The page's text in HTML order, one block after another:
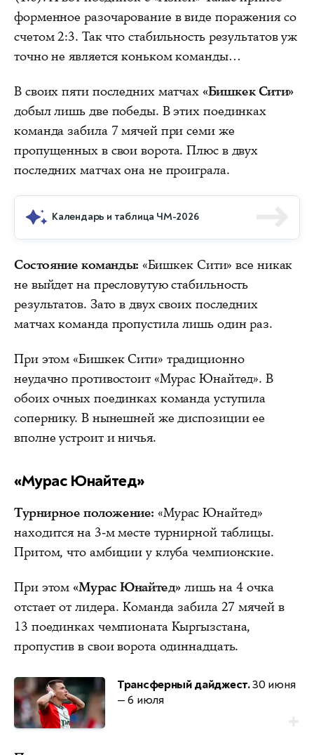
форменное разочарование в виде поражения со
счетом 2:3. Так что стабильность результатов уж
точно не является коньком команды…
В своих пяти последних матчах «Бишкек Сити»
добыл лишь две победы. В этих поединках
команда забила 7 мячей при семи же
пропущенных в свои ворота. Плюс в двух
последних матчах она не проиграла.
Календарь и таблица ЧМ-2026
Состояние команды: «Бишкек Сити» все никак
не выйдет на пресловутую стабильность
результатов. Зато в двух своих последних
матчах команда пропустила лишь один раз.
При этом «Бишкек Сити» традиционно
неудачно противостоит «Мурас Юнайтед». В
обоих очных поединках команда уступила
сопернику. В нынешней же диспозиции ее
вполне устроит и ничья.
«Мурас Юнайтед»
Турнирное положение: «Мурас Юнайтед»
находится на 3-м месте турнирной таблицы.
Притом, что амбиции у клуба чемпионские.
При этом«Мурас Юнайтед» лишь на 4 очка
отстает от лидера. Команда забила 27 мячей в
13 поединках чемпионата Кыргызстана,
пропустив в свои ворота одиннадцать.
Трансферный дайджест.30 июня
— 6 июля